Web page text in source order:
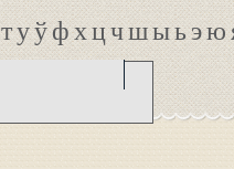
туўфхцчшыьэю